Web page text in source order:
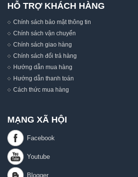
HỖ TRỢ KHÁCH HÀNG
Chính sách bảo mật thông tin
Chính sách vận chuyển
Chính sách giao hàng
Chính sách đổi trả hàng
Hướng dẫn mua hàng
Hướng dẫn thanh toán
Cách thức mua hàng
MẠNG XÃ HỘI